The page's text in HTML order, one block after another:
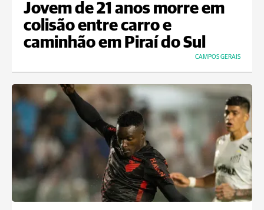
Jovem de 21 anos morre em
colisão entre carro e
caminhão em Piraí do Sul
CAMPOS GERAIS